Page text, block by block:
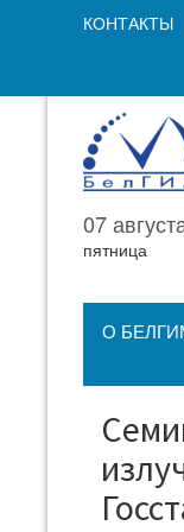
КОНТАКТЫ
07
пятница
О